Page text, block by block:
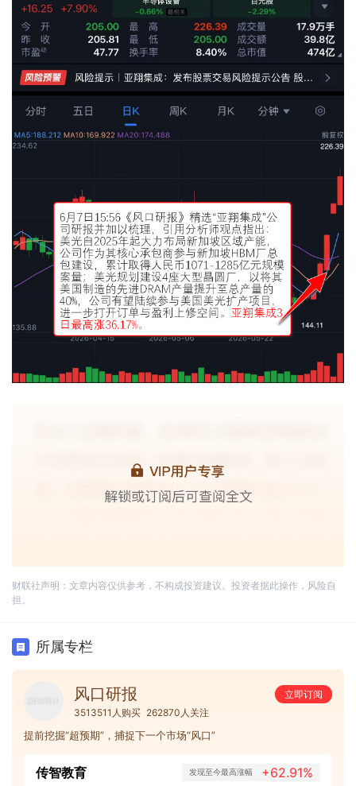
财联社声明：文章内容仅供参考，不构成投资建议。投资者据此操作，风险自
担。
所属专栏
风口研报
立即订阅
3513511人购买 262870人关注
提前挖掘“超预期”，捕捉下一个市场“风口”
传智教育 发现至今最高涨幅 +62.91%